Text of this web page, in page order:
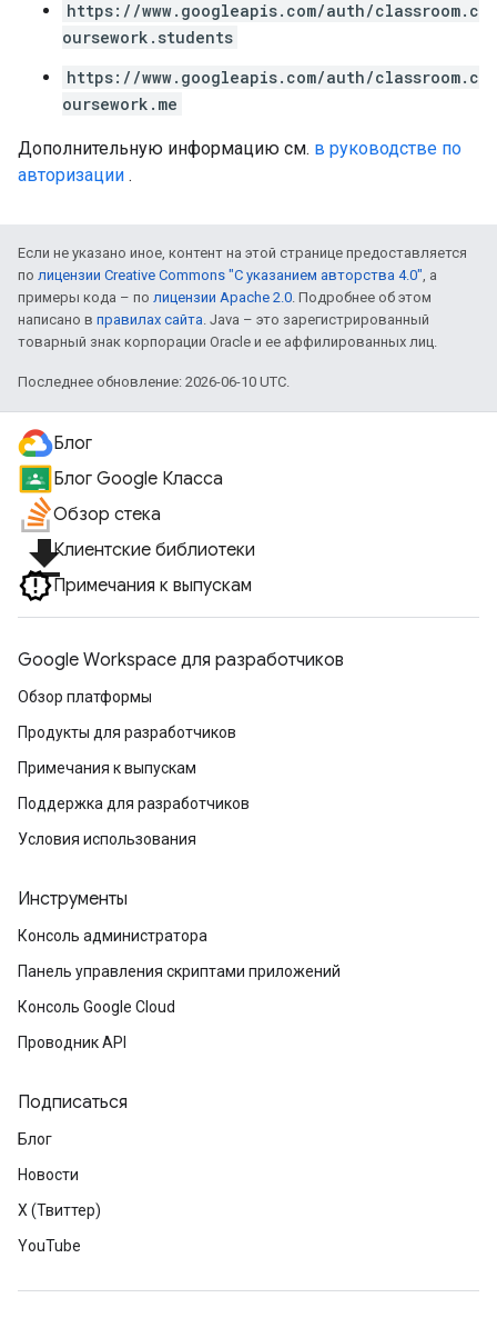
https://www.googleapis.com/auth/classroom.c
oursework.students
https://www.googleapis.com/auth/classroom.c
oursework.me
Дополнительную информацию см. в руководстве по
авторизации .
Если не указано иное, контент на этой странице предоставляется
по лицензии Creative Commons "С указанием авторства 4.0", а
примеры кода – по лицензии Apache 2.0. Подробнее об этом
написано в правилах сайта. Java – это зарегистрированный
товарный знак корпорации Oracle и ее аффилированных лиц.
Последнее обновление: 2026-06-10 UTC.
Блог
Блог Google Класса
Обзор стека
file_downloadКлиентские библиотеки
Примечания к выпускам
Google Workspace для разработчиков
Обзор платформы
Продукты для разработчиков
Примечания к выпускам
Поддержка для разработчиков
Условия использования
Инструменты
Консоль администратора
Панель управления скриптами приложений
Консоль Google Cloud
Проводник API
Подписаться
Блог
Новости
X (Твиттер)
YouTube